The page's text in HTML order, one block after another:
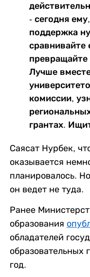
- сегодня
поддержка
сравнивайте
превращайте
Лучше
комиссии,
грантах.
Саясат Нурбек,
оказывается
планировалось.
он ведет не туда.
Ранее
образования
обладателей
образовательных
год.